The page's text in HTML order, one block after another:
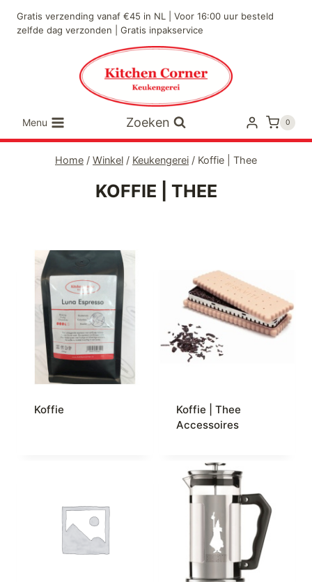
naar
Gratis verzending vanaf €45 in NL | Voor 16:00 uur besteld
zelfde dag verzonden | Gratis inpakservice
Menu Zoeken 0
Home / Winkel / Keukengerei / Koffie | Thee
KOFFIE | THEE
Koffie
Koffie | Thee
Accessoires